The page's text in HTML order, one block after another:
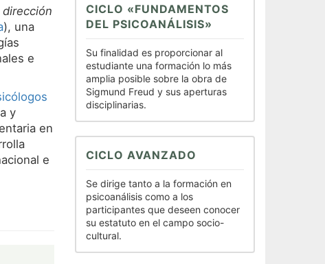
), una
e
y
en
e
CICLO «FUNDAMENTOS
DEL PSICOANÁLISIS»
Su finalidad es proporcionar al
estudiante una formación lo más
amplia posible sobre la obra de
Sigmund Freud y sus aperturas
disciplinarias.
CICLO AVANZADO
Se dirige tanto a la formación en
psicoanálisis como a los
participantes que deseen conocer
su estatuto en el campo socio-
cultural.